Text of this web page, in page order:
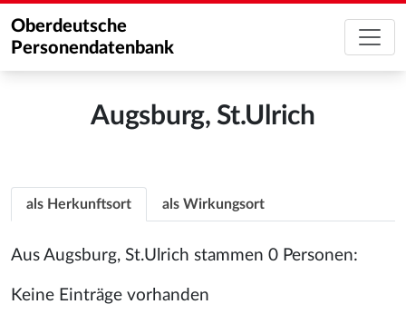
Oberdeutsche
Personendatenbank
Augsburg, St.Ulrich
als Herkunftsort als Wirkungsort
Aus Augsburg, St.Ulrich stammen 0 Personen:
Keine Einträge vorhanden